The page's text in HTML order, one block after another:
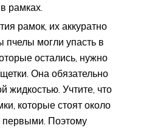
рамках.
рамок, их аккуратно
пчелы могли упасть в
остались, нужно
Она обязательно
жидкостью. Учтите, что
которые стоят около
первыми. Поэтому